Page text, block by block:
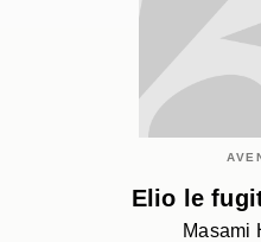
Elio le
Masami